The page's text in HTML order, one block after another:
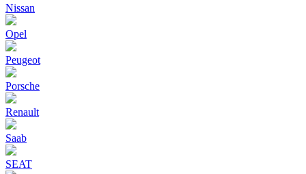
Nissan
Opel
Peugeot
Porsche
Renault
Saab
SEAT